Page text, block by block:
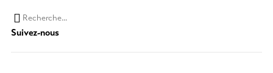
Chaine
de
recherche
Suivez-nous